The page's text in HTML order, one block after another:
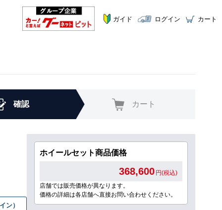
ガイド ログイン カート
確認 カート
ン）
ホイールセット商品価格
368,600 円(税込)
店舗では販売価格が異なります。
価格の詳細は各店舗へ直接お問い合わせください。